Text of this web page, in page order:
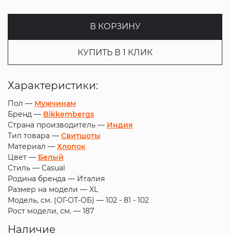
В КОРЗИНУ
КУПИТЬ В 1 КЛИК
Характеристики:
Пол — Мужчинам
Бренд — Bikkembergs
Страна производитель — Индия
Тип товара — Свитшоты
Материал — Хлопок
Цвет — Белый
Стиль — Casual
Родина бренда — Италия
Размер на модели — XL
Модель, см. (ОГ-ОТ-ОБ) — 102 - 81 - 102
Рост модели, см. — 187
Наличие